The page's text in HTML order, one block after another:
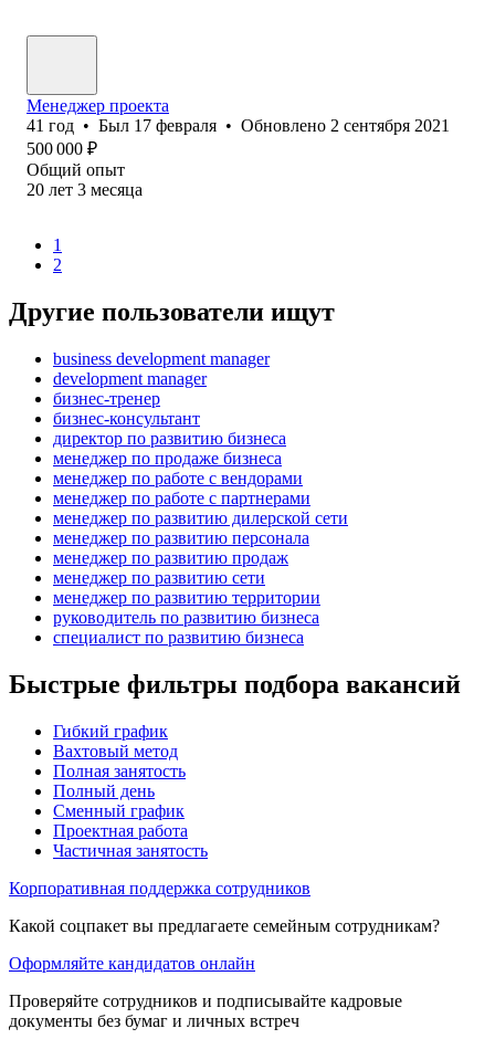
Менеджер проекта
41 год • Был 17 февраля • Обновлено 2 сентября 2021
500 000 ₽
Общий опыт
20 лет 3 месяца
1
2
Другие пользователи ищут
business development manager
development manager
бизнес-тренер
бизнес-консультант
директор по развитию бизнеса
менеджер по продаже бизнеса
менеджер по работе с вендорами
менеджер по работе с партнерами
менеджер по развитию дилерской сети
менеджер по развитию персонала
менеджер по развитию продаж
менеджер по развитию сети
менеджер по развитию территории
руководитель по развитию бизнеса
специалист по развитию бизнеса
Быстрые фильтры подбора вакансий
Гибкий график
Вахтовый метод
Полная занятость
Полный день
Сменный график
Проектная работа
Частичная занятость
Корпоративная поддержка сотрудников
Какой соцпакет вы предлагаете семейным сотрудникам?
Оформляйте кандидатов онлайн
Проверяйте сотрудников и подписывайте кадровые
документы без бумаг и личных встреч